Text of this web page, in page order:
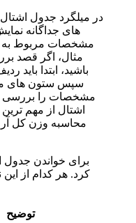
در میلگرد جدول
های جداگانه
مشخصات مربوط به
سپس ستون های
مشخصات را بررسی
اشتال از مهم
محاسبه وزن کل
برای خواندن جدول
کرد. هر کدام از
توضیح